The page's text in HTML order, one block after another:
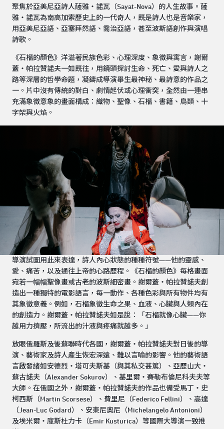
聚焦於亞美尼亞詩人薩雅‧諾瓦（Sayat-Nova）的人生故事。薩
雅‧諾瓦為南高加索歷史上的一代奇人，既是詩人也是音樂家，
用亞美尼亞語、亞塞拜然語、喬治亞語，甚至波斯語創作與演唱
詩歌。
《石榴的顏色》洋溢著民族色彩、心理深度、象徵與寓言，謝爾
蓋‧帕拉贊諾夫一如既往，用鏡頭探討生命、死亡、愛與詩人之
路等深層的哲學命題，凝鑄成導演畢生最神秘、最詩意的作品之
一。片中沒有傳統的對白、劇情起伏或心理衝突，全然由一連串
充滿象徵意象的畫面構成：織物、聖像、石榴、書籍、鳥類、十
字架與火焰。
導演試圖用此來表達，詩人內心狀態的種種符號——他的靈感、
愛、痛苦，以及通往上帝的心路歷程。《石榴的顏色》每格畫面
宛若一幅幅聖像畫或古老的波斯細密畫。謝爾蓋‧帕拉贊諾夫創
造出一種獨特的電影語言，每一動作、各種色彩與所有物件均有
其象徵意義。例如，石榴象徵生命之果、血液、心臟與人類內在
的創造力。謝爾蓋‧帕拉贊諾夫如是說：「石榴就像心臟——你
越用力擠壓，所流出的汁液與疼痛就越多。」
放眼俄羅斯及後蘇聯時代各國，謝爾蓋‧帕拉贊諾夫對日後的導
演、藝術家及詩人產生恢宏深遠、難以言喻的影響。他的藝術語
言啟發諸如安德烈‧塔可夫斯基（與其私交甚篤）、亞歷山大‧
蘇古諾夫（Alexander Sokurov）、基里爾‧賽勒布倫尼科夫夫等
大師。在俄國之外，謝爾蓋‧帕拉贊諾夫的作品也備受馬丁‧史
柯西斯（Martin Scorsese）、費里尼（Federico Fellini）、高達
（Jean-Luc Godard）、安東尼奧尼（Michelangelo Antonioni）
及埃米爾‧庫斯杜力卡（Emir Kusturica）等國際大導演一致推